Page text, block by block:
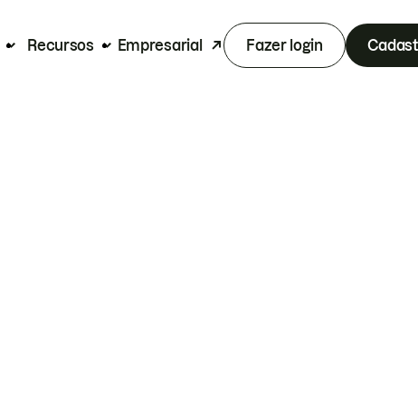
Recursos Empresarial Fazer login